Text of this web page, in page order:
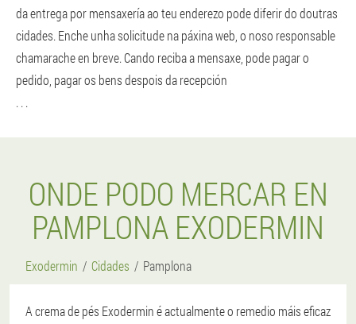
da entrega por mensaxería ao teu enderezo pode diferir do doutras
cidades. Enche unha solicitude na páxina web, o noso responsable
chamarache en breve. Cando reciba a mensaxe, pode pagar o
pedido, pagar os bens despois da recepción
. . .
ONDE PODO MERCAR EN
PAMPLONA EXODERMIN
Exodermin Cidades Pamplona
A crema de pés Exodermin é actualmente o remedio máis eficaz